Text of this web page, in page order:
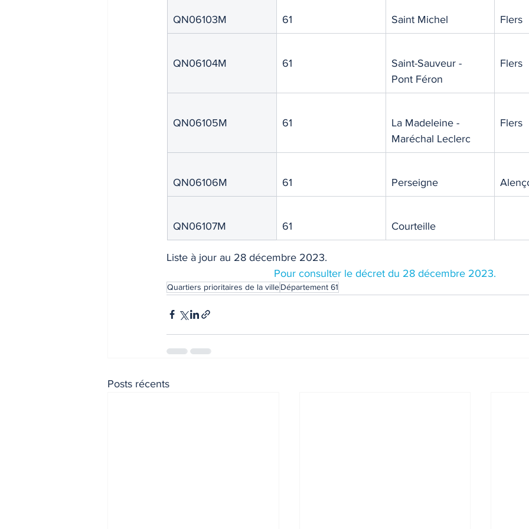
INDICES & INDEX VIE PRATIQUE
QN06103M 61 Saint Michel Flers
QN06104M 61
Saint-Sauveur -
Pont Féron
Flers
QN06105M 61
La Madeleine -
Maréchal Leclerc
Flers
QN06106M 61 Perseigne
QN06107M 61 Courteille
Liste à jour au 28 décembre 2023.
Pour consulter le décret du 28 décembre 2023.
Quartiers prioritaires de la villeDépartement 61
Posts récents